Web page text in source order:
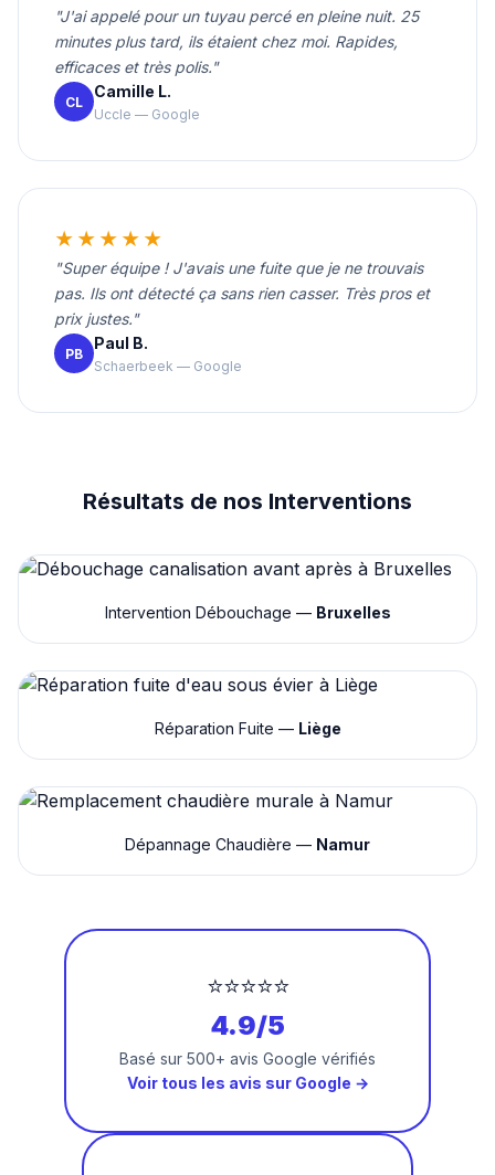
"J'ai appelé pour un tuyau percé en pleine nuit. 25
minutes plus tard, ils étaient chez moi. Rapides,
efficaces et très polis."
CL
Camille L.
Uccle — Google
★★★★★
"Super équipe ! J'avais une fuite que je ne trouvais
pas. Ils ont détecté ça sans rien casser. Très pros et
prix justes."
PB
Paul B.
Schaerbeek — Google
Résultats de nos Interventions
Intervention Débouchage — Bruxelles
Réparation Fuite — Liège
Dépannage Chaudière — Namur
⭐⭐⭐⭐⭐
4.9/5
Basé sur 500+ avis Google vérifiés
Voir tous les avis sur Google →